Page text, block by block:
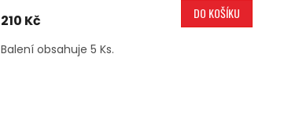
210 Kč DO KOŠÍKU
Balení obsahuje 5 Ks.